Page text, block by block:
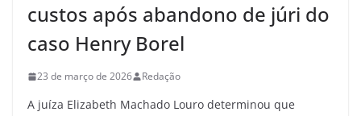
custos após abandono de júri do
caso Henry Borel
23 de março de 2026 Redação
A juíza Elizabeth Machado Louro determinou que